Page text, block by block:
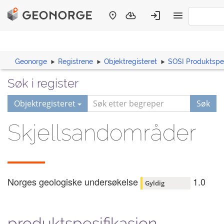
Geonorge Registrene Objektregisteret SOSI
Søk i register
Objektregisteret Søk
Skjellsandområder
Norges geologiske undersøkelse Gyldig 1.0